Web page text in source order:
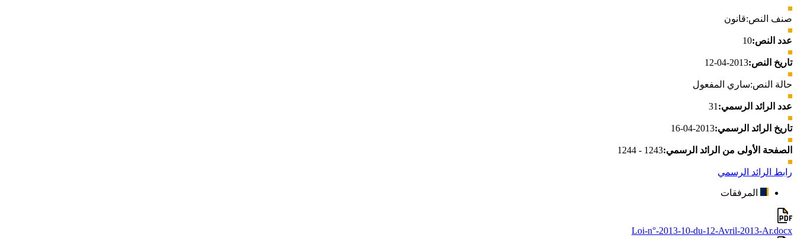
صنف النص:قانون
عدد النص:10
تاريخ النص:2013-04-12
حالة النص:ساري المفعول
عدد الرائد الرسمي: 31
تاريخ الرائد الرسمي:2013-04-16
الصفحة الأولى من الرائد الرسمي:1243 - 1244
رابط الرائد الرسمي
المرفقات
Loi-n°-2013-10-du-12-Avril-2013-Ar.docx